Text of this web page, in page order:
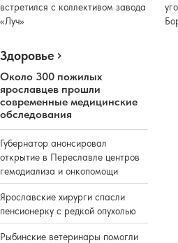
встретился с коллективом завода
«Луч»
Здоровье
Около 300 пожилых
ярославцев прошли
современные медицинские
обследования
Губернатор анонсировал
открытие в Переславле центров
гемодиализа и онкопомощи
Ярославские хирурги спасли
пенсионерку с редкой опухолью
Рыбинские ветеринары помогли